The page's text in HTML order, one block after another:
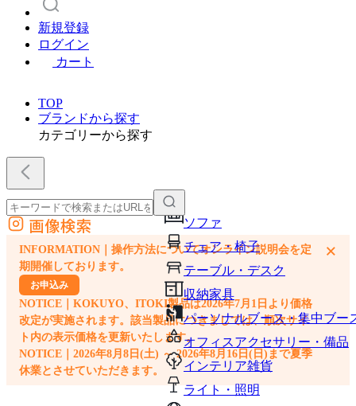
新規登録
ログイン
カート
TOP
ブランドから探す
カテゴリーから探す
ソファ
チェア・椅子
テーブル・デスク
収納家具
パーソナルブース・集中ブー
オフィスアクセサリー・備品
インテリア雑貨
ライト・照明
外部サイトの商品をカートに追加
他のサイトで見つけた商品ページのURLを貼り付けて、カートに追加できます
画像検索
INFORMATION｜操作方法についてオンライン説明会を定
期開催しております。
お申込み
NOTICE｜KOKUYO、ITOKI製品は2026年7月1日より価格
改定が実施されます。該当製品につきましては、順次サイ
ト内の表示価格を更新いたします。
NOTICE｜2026年8月8日(土) ～ 2026年8月16日(日)まで夏季
休業とさせていただきます。
×